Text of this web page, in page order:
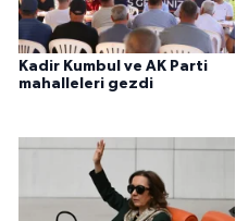
Kadir Kumbul ve AK Parti
mahalleleri gezdi